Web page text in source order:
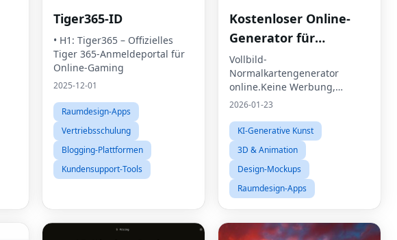
Tiger365-ID
• H1: Tiger365 – Offizielles
Tiger 365-Anmeldeportal für
Online-Gaming
2025-12-01
Raumdesign-Apps
Vertriebsschulung
Blogging-Plattformen
Kundensupport-Tools
Kostenloser Online-
Generator für
normale Karten
Vollbild-
Normalkartengenerator
online.Keine Werbung,
einfach nur fließen.
2026-01-23
KI-Generative Kunst
3D & Animation
Design-Mockups
Raumdesign-Apps